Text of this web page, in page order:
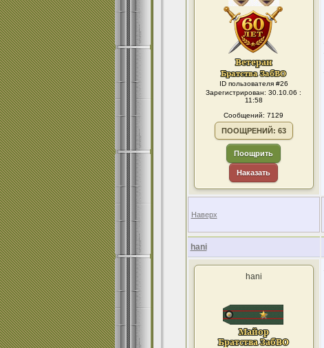
ID пользователя #26
Зарегистрирован: 30.10.06 :
11:58
Сообщений: 7129
ПООЩРЕНИЙ: 63
Поощрить
Наказать
Наверх
hani
hani